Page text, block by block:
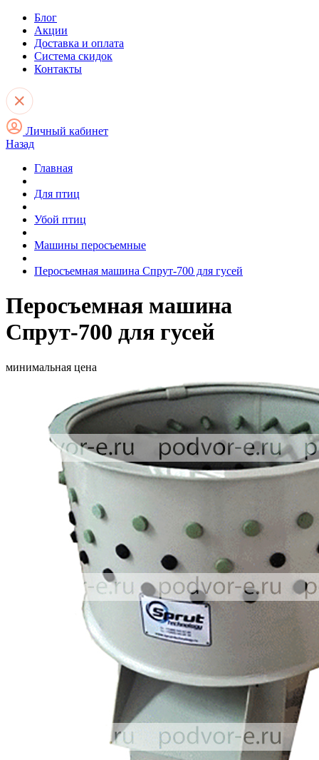
Блог
Акции
Доставка и оплата
Система скидок
Контакты
Личный кабинет
Назад
Главная
Для птиц
Убой птиц
Машины перосъемные
Перосъемная машина Спрут-700 для гусей
Перосъемная машина
Спрут-700 для гусей
минимальная цена